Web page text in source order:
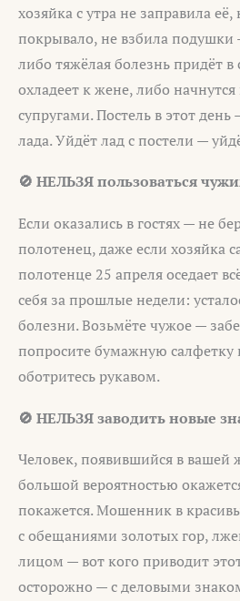
хозяйка с утра не заправила её,
покрывало, не взбила подушки
либо тяжёлая болезнь придёт
охладеет к жене, либо
супругами. Постель в этот
лада. Уйдёт лад с постели —
🚫 НЕЛЬЗЯ пользоваться
Если оказались в гостях — не
полотенец, даже если хозяйка
полотенце 25 апреля оседает
себя за прошлые недели:
болезни. Возьмёте чужое —
попросите бумажную салфетку
оботритесь рукавом.
🚫 НЕЛЬЗЯ заводить новые
Человек, появившийся в вашей
большой вероятностью
покажется. Мошенник в
с обещаниями золотых гор,
лицом — вот кого приводит
осторожно — с деловыми